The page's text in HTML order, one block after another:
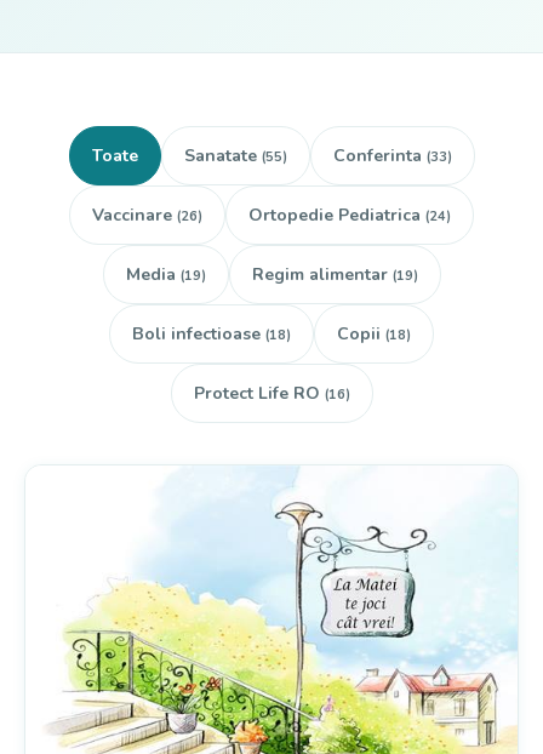
Toate Sanatate (55) Conferinta (33)
Vaccinare (26) Ortopedie Pediatrica (24)
Media (19) Regim alimentar (19)
Boli infectioase (18) Copii (18)
Protect Life RO (16)